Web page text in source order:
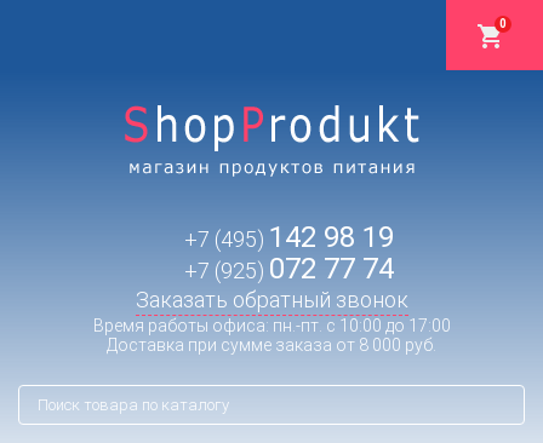
0
+7 (495) 142 98 19
+7 (925) 072 77 74
Заказать обратный звонок
Время работы офиса: пн.-пт. с 10:00 до 17:00
Доставка при сумме заказа от 8 000 руб.